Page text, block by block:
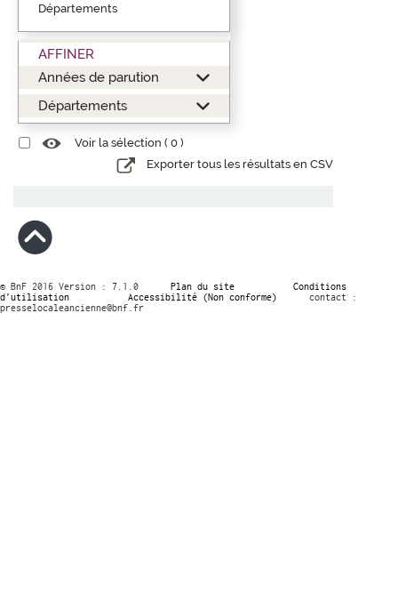
Départements
AFFINER
Années de parution
Départements
Voir la sélection ( 0 )
Exporter tous les résultats en CSV
© BnF 2016 Version : 7.1.0 Plan du site
Conditions
d’utilisation
Accessibilité (Non conforme)
contact :
presselocaleancienne@bnf.fr